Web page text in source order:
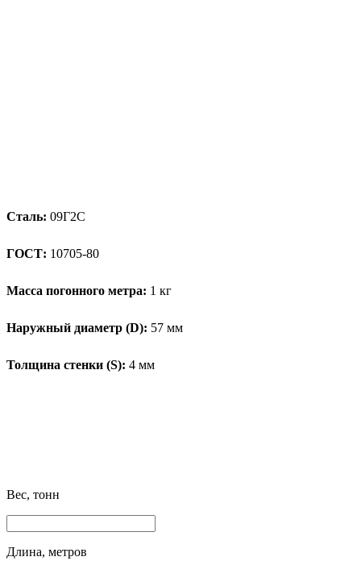
Сталь: 09Г2С
ГОСТ: 10705-80
Масса погонного метра: 1 кг
Наружный диаметр (D): 57 мм
Толщина стенки (S): 4 мм
Вес, тонн
Длина, метров